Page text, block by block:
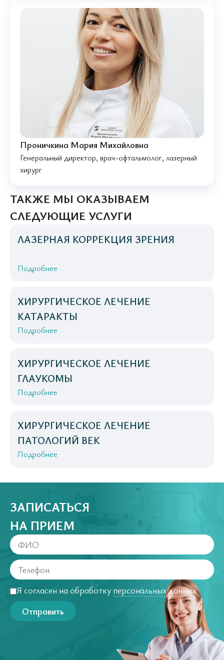
Проничкина Мария Михайловна
Генеральный директор, врач-офтальмолог, лазерный
хирург
ТАКЖЕ МЫ ОКАЗЫВАЕМ
СЛЕДУЮЩИЕ УСЛУГИ
ЛАЗЕРНАЯ КОРРЕКЦИЯ ЗРЕНИЯ
Подробнее
ХИРУРГИЧЕСКОЕ ЛЕЧЕНИЕ
КАТАРАКТЫ
Подробнее
ХИРУРГИЧЕСКОЕ ЛЕЧЕНИЕ
ГЛАУКОМЫ
Подробнее
ХИРУРГИЧЕСКОЕ ЛЕЧЕНИЕ
ПАТОЛОГИЙ ВЕК
Подробнее
ЗАПИСАТЬСЯ
НА ПРИЕМ
Я согласен на обработку персональных данных
Отправить